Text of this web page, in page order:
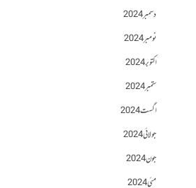
دسمبر 2024
نومبر 2024
اکتوبر 2024
ستمبر 2024
اگست 2024
جولائی 2024
جون 2024
مئی 2024